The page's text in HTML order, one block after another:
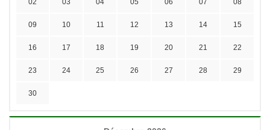
02 03 04 05 06 07 08
09 10 11 12 13 14 15
16 17 18 19 20 21 22
23 24 25 26 27 28 29
30